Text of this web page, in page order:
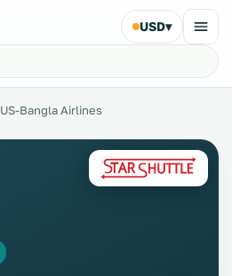
USD▾
US-Bangla Airlines